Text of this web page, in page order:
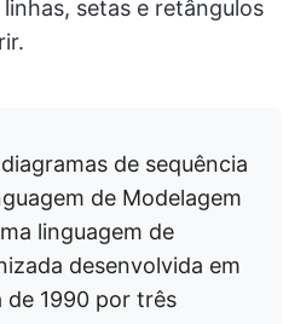
setas e retângulos
de sequência
de Modelagem
linguagem de
desenvolvida em
de 1990 por três